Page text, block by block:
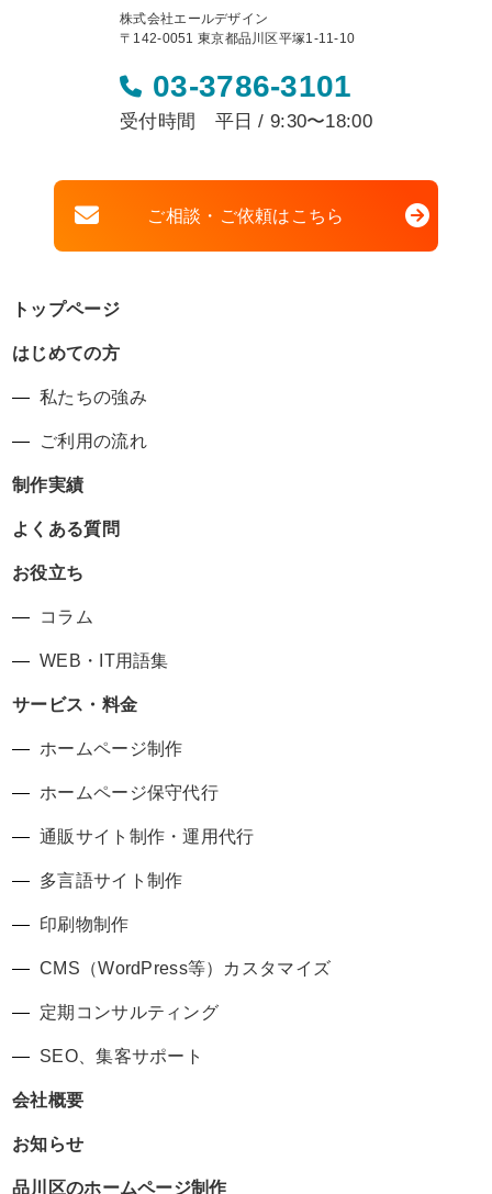
株式会社エールデザイン
〒142-0051 東京都品川区平塚1-11-10
03-3786-3101
受付時間 平日 / 9:30〜18:00
ご相談・ご依頼はこちら
トップページ
はじめての方
私たちの強み
ご利用の流れ
制作実績
よくある質問
お役立ち
コラム
WEB・IT用語集
サービス・料金
ホームページ制作
ホームページ保守代行
通販サイト制作・運用代行
多言語サイト制作
印刷物制作
CMS（WordPress等）カスタマイズ
定期コンサルティング
SEO、集客サポート
会社概要
お知らせ
品川区のホームページ制作